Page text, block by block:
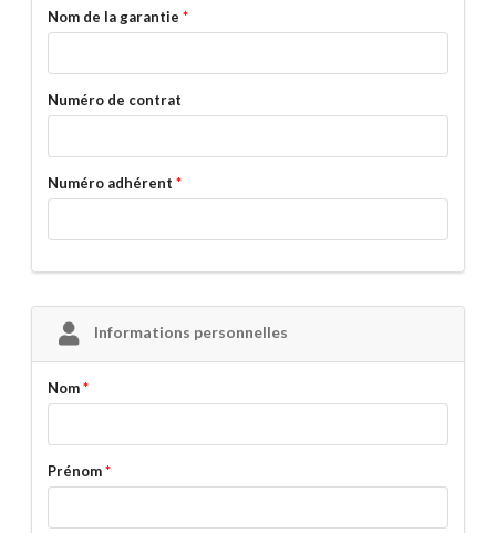
Nom de la garantie
Numéro de contrat
Numéro adhérent
Informations personnelles
Nom
Prénom